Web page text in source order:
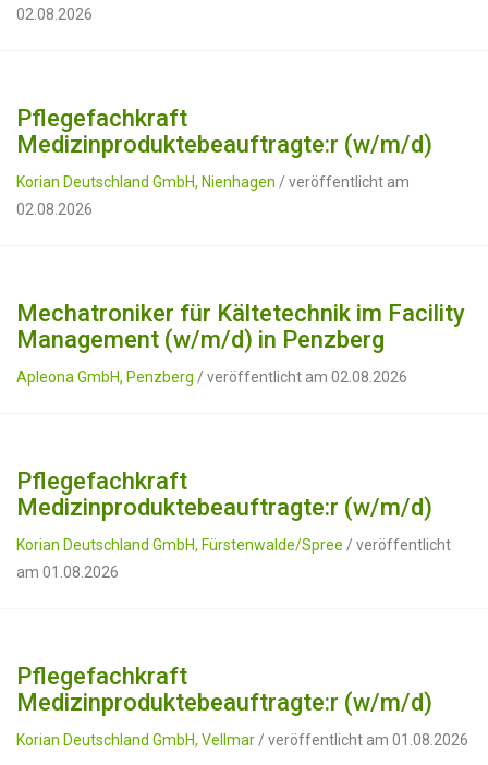
02.08.2026
Pflegefachkraft
Medizinproduktebeauftragte:r (w/m/d)
Korian Deutschland GmbH, Nienhagen / veröffentlicht am
02.08.2026
Mechatroniker für Kältetechnik im Facility
Management (w/m/d) in Penzberg
Apleona GmbH, Penzberg / veröffentlicht am 02.08.2026
Pflegefachkraft
Medizinproduktebeauftragte:r (w/m/d)
Korian Deutschland GmbH, Fürstenwalde/Spree / veröffentlicht
am 01.08.2026
Pflegefachkraft
Medizinproduktebeauftragte:r (w/m/d)
Korian Deutschland GmbH, Vellmar / veröffentlicht am 01.08.2026